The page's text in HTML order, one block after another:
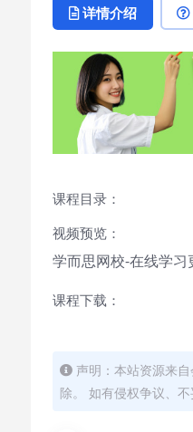
详情介绍
课程目录：
视频预览：
学而思网校-在线学习
课程下载：
声明：本站资源来
除。 如有侵权争议、